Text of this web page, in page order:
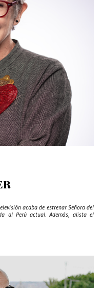
acaba de estrenar Señora del
al Perú actual. Además, alista el